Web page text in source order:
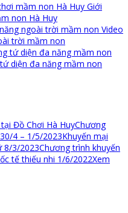
Giới
non Hà Huy
Video
trời mầm non
diện đa năng mầm non
Đồ Chơi Hà HuyChương
4 – 1/5/2023Khuyến mại
8/3/2023Chương trình khuyến
tế thiếu nhi 1/6/2022Xem